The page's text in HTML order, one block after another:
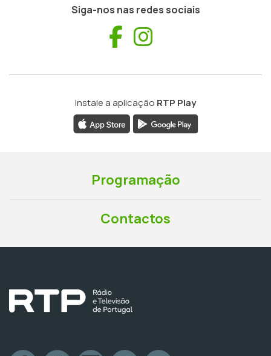
Siga-nos nas redes sociais
Facebook
Instale a aplicação RTP Play
Programação
Contactos